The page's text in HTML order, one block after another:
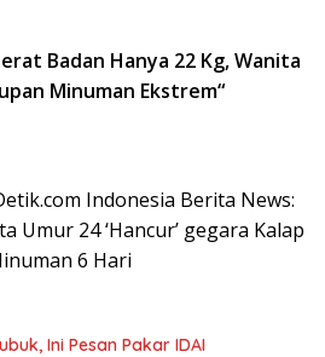
Badan Hanya 22 Kg, Wanita
Minuman Ekstrem“
Indonesia Berita News:
Umur 24 ‘Hancur’ gegara Kalap
6 Hari
Ini Pesan Pakar IDAI